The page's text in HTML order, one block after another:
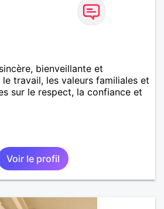
bienveillante et
travail, les valeurs familiales et
sur le respect, la confiance et
Voir le profil